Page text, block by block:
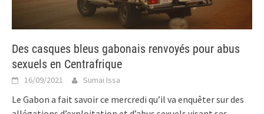
Des casques bleus gabonais renvoyés pour abus
sexuels en Centrafrique
16/09/2021 Sumai Issa
Le Gabon a fait savoir ce mercredi qu’il va enquêter sur des